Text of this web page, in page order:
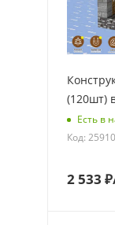
(120шт)
Есть в
Код:
2 533 ₽